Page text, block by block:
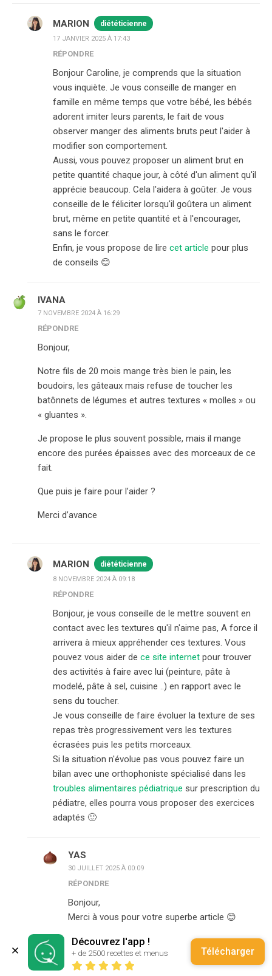
MARION diététicienne
17 JANVIER 2025 À 17:43
RÉPONDRE
Bonjour Caroline, je comprends que la situation
vous inquiète. Je vous conseille de manger en
famille en même temps que votre bébé, les bébés
adorent imiter leurs parents, le fait de vous
observer manger des aliments bruts peut l'aider à
modifier son comportement.
Aussi, vous pouvez proposer un aliment brut en
petite quantité chaque jour, à côté d'un aliment qu'il
apprécie beaucoup. Cela l'aidera à goûter. Je vous
conseille de le féliciter lorsqu'il goûtera un aliment
brut, même en petite quantité et à l'encourager,
sans le forcer.
Enfin, je vous propose de lire cet article pour plus
de conseils 😊
IVANA
7 NOVEMBRE 2024 À 16:29
RÉPONDRE
Bonjour,
Notre fils de 20 mois mange très bien le pain, les
boudoirs, les gâteaux mais refuse de toucher les
batônnets de légumes et autres textures « molles » ou
« gluantes ».
Je propose le plus souvent possible, mais il mange
encore des purées épaisses avec des morceaux de ce
fait.
Que puis je faire pour l’aider ?
Merci d’avance
MARION diététicienne
8 NOVEMBRE 2024 À 09:18
RÉPONDRE
Bonjour, je vous conseille de le mettre souvent en
contact avec les textures qu'il n'aime pas, A force il
arrivera à mieux appréhender ces textures. Vous
pouvez vous aider de ce site internet pour trouver
des activités à faire avec lui (peinture, pâte à
modelé, pâte à sel, cuisine ..) en rapport avec le
sens du toucher.
Je vous conseille de faire évoluer la texture de ses
repas très progressivement vers les textures
écrasées puis les petits morceaux.
Si la situation n'évolue pas vous pouvez faire un
bilan avec une orthophoniste spécialisé dans les
troubles alimentaires pédiatrique sur prescription du
pédiatre, elles pourra vous proposer des exercices
adaptés 🙂
YAS
30 JUILLET 2025 À 00:09
RÉPONDRE
Bonjour,
Merci à vous pour votre superbe article 😊
Je me questionne par rapport à mon bébé de
tout juste 24 mois : elle ne mastique pas ses
aliments. Nous avions remarqué qu’elle faisait
Découvrez l'app !
+ de 2500 recettes et menus Télécharger